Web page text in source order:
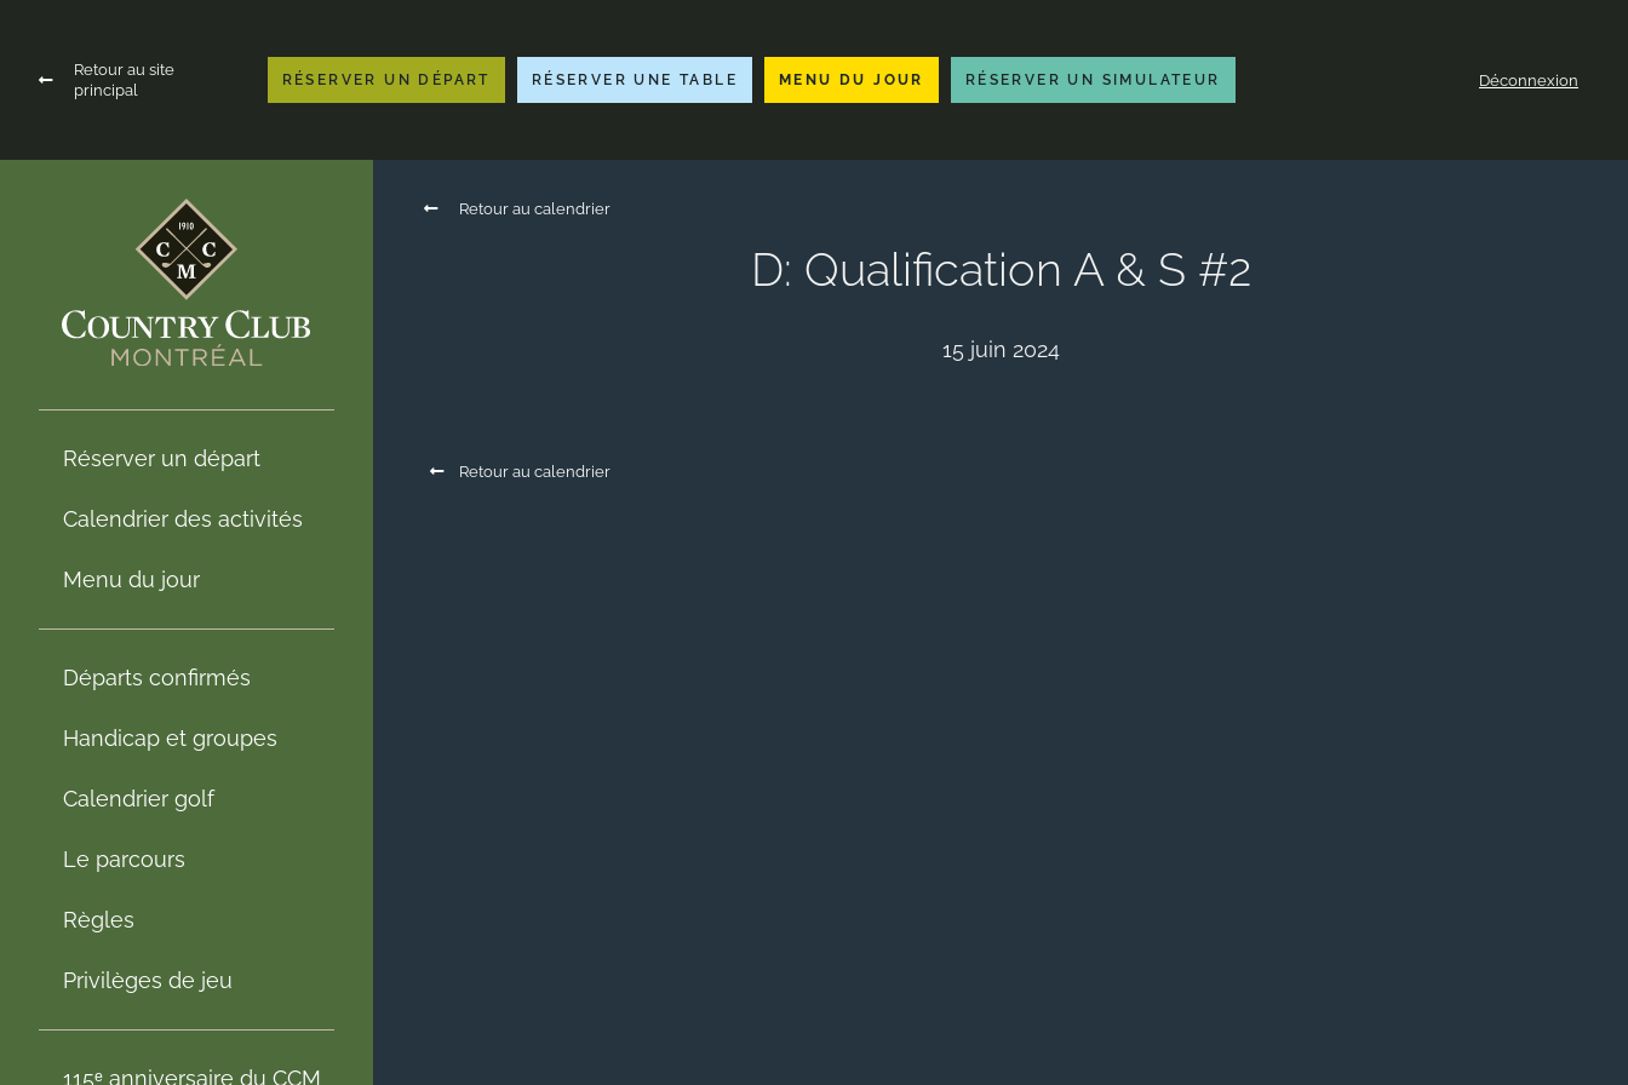
Retour au site
principal
RÉSERVER UN DÉPART RÉSERVER UNE TABLE MENU DU JOUR RÉSERVER UN SIMULATEUR Déconnexion
Réserver un départ
Calendrier des activités
Menu du jour
Départs confirmés
Handicap et groupes
Calendrier golf
Le parcours
Règles
Privilèges de jeu
115ᵉ anniversaire du CCM
Retour au calendrier
D: Qualification A & S #2
15 juin 2024
Retour au calendrier